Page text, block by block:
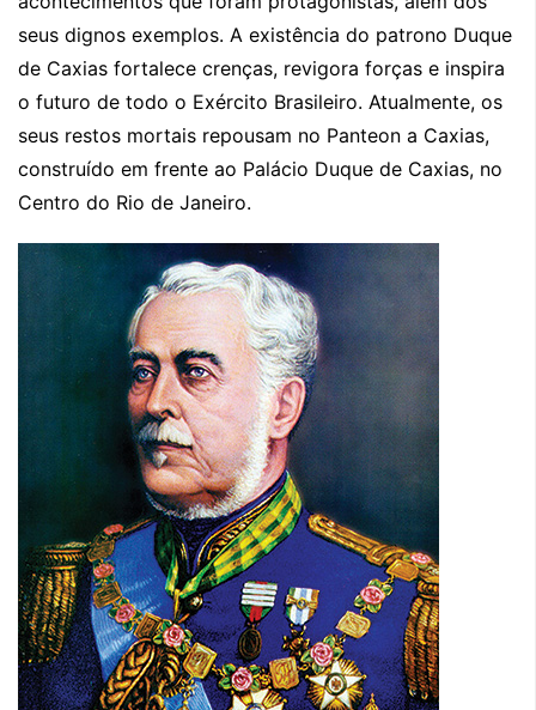
seus dignos exemplos. A existência do patrono Duque
de Caxias fortalece crenças, revigora forças e inspira
o futuro de todo o Exército Brasileiro. Atualmente, os
seus restos mortais repousam no Panteon a Caxias,
construído em frente ao Palácio Duque de Caxias, no
Centro do Rio de Janeiro.